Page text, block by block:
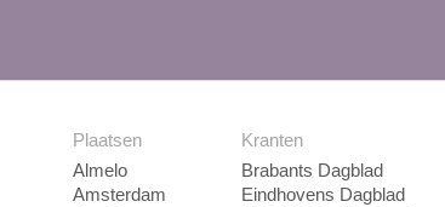
Plaatsen
Almelo
Amsterdam
Kranten
Brabants Dagblad
Eindhovens Dagblad